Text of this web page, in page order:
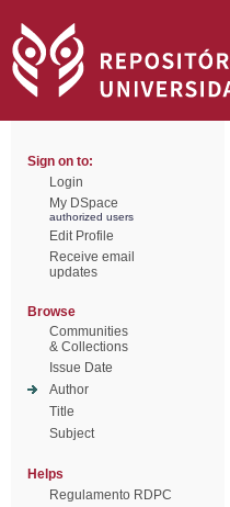
Sign on to:
Login
My DSpace
authorized users
Edit Profile
Receive email
updates
Browse
Communities
& Collections
Issue Date
Author
Title
Subject
Helps
Regulamento RDPC